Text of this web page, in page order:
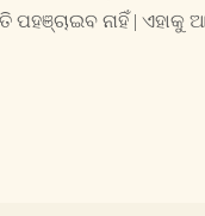
ପହଞ୍ଚାଇବ ନାହିଁ |